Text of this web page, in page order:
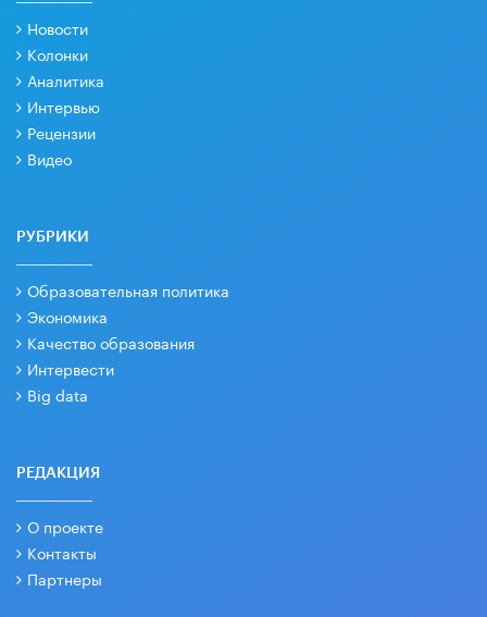
Новости
Колонки
Аналитика
Интервью
Рецензии
Видео
РУБРИКИ
Образовательная политика
Экономика
Качество образования
Интервести
Big data
РЕДАКЦИЯ
О проекте
Контакты
Партнеры